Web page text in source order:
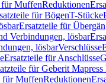
für MuffenReduktionen
für BögenT-Stücke
Ersatzteile für
Verbindungen, lösbar
lösbarVerschlüsse
Ersatzteile für Anschlüsse
für Geberit
für MuffenReduktionen